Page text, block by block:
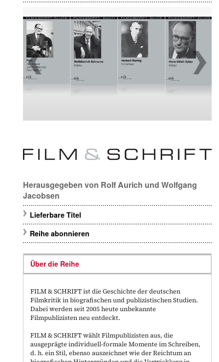
Herausgegeben von Rolf Aurich und Wolfgang
Jacobsen
Lieferbare Titel
Reihe abonnieren
Über die Reihe
FILM & SCHRIFT ist die Geschichte der deutschen
Filmkritik in biografischen und publizistischen Studien.
Dabei werden seit 2005 heute unbekannte
Filmpublizisten neu entdeckt.
FILM & SCHRIFT wählt Filmpublizisten aus, die
ausgeprägte individuell-formale Momente im Schreiben,
d. h. ein Stil, ebenso auszeichnet wie der Reichtum an